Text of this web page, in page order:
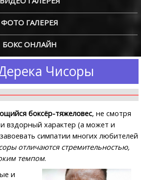
ФОТО ГАЛЕРЕЯ
БОКС ОНЛАЙН
Чисоры
боксёр-тяжеловес, не смотря
вздорный характер (а может и
симпатии многих любителей
отличаются стремительностью,
темпом.
и